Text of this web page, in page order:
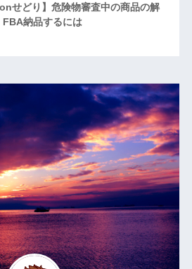
せどり】危険物審査中の商品の解
FBA納品するには